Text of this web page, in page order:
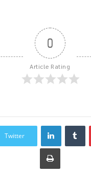
0
Article Rating
Twitter